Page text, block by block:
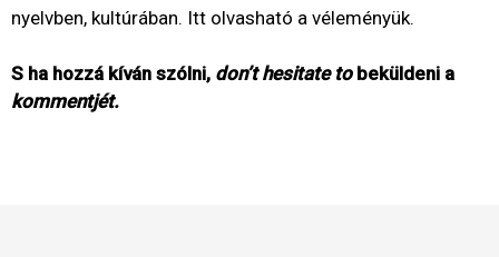
nyelvben, kultúrában. Itt olvasható a véleményük.
S ha hozzá kíván szólni, don’t hesitate tobeküldeni a
kommentjét.